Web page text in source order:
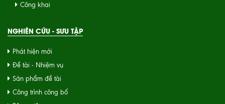
Công khai
NGHIÊN CỨU - SƯU TẬP
Phát hiện mới
Đề tài - Nhiệm vụ
Sản phẩm đề tài
Công trình công bố